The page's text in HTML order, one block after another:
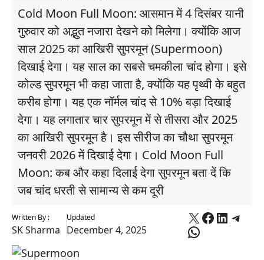
Cold Moon Full Moon: आसमान में 4 दिसंबर यानी
गुरुवार को अद्भुत नजारा देखने को मिलेगा। क्योंकि आज
साल 2025 का आखिरी सुपरमून (Supermoon)
दिखाई देगा। यह साल का सबसे चमकीला चांद होगा। इसे
कोल्ड सुपरमून भी कहा जाता है, क्योंकि यह पृथ्वी के बहुत
करीब होगा। यह एक नॉर्मल चांद से 10% बड़ा दिखाई
देगा। यह लगातार चार सुपरमून में से तीसरा और 2025
का आखिरी सुपरमून है। इस सीरीज का चौथा सुपरमून
जनवरी 2026 में दिखाई देगा। Cold Moon Full
Moon: कब और कहा दिलाई देगा सुपरमून बता दें कि
जब चांद धरती से सामान्य से कम दूरी
Written By :
SK Sharma
Updated
December 4, 2025
X Facebook
WhatsApp